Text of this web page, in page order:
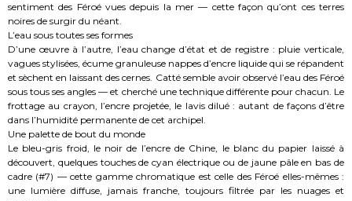
sentiment des Féroé vues depuis la mer — cette façon qu’ont ces terres
noires de surgir du néant.
L’eau sous toutes ses formes
D’une œuvre à l’autre, l’eau change d’état et de registre : pluie verticale,
vagues stylisées, écume granuleuse nappes d’encre liquide qui se répandent
et sèchent en laissant des cernes. Catté semble avoir observé l’eau des Féroé
sous tous ses angles — et cherché une technique différente pour chacun. Le
frottage au crayon, l’encre projetée, le lavis dilué : autant de façons d’être
dans l’humidité permanente de cet archipel.
Une palette de bout du monde
Le bleu-gris froid, le noir de l’encre de Chine, le blanc du papier laissé à
découvert, quelques touches de cyan électrique ou de jaune pâle en bas de
cadre (#7) — cette gamme chromatique est celle des Féroé elles-mêmes :
une lumière diffuse, jamais franche, toujours filtrée par les nuages et